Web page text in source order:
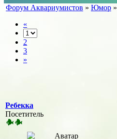
Форум Аквариумистов » Юмор »
«
2
3
»
Ребекка
Посетитель